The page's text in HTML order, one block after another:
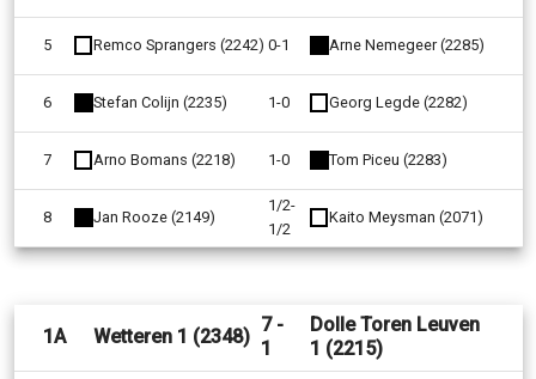
5 Remco Sprangers (2242) 0-1 Arne Nemegeer (2285)
6 Stefan Colijn (2235) 1-0 Georg Legde (2282)
7 Arno Bomans (2218) 1-0 Tom Piceu (2283)
8 Jan Rooze (2149)
1/2-
1/2
Kaito Meysman (2071)
1A Wetteren 1 (2348)
7 -
1
Dolle Toren Leuven
1 (2215)